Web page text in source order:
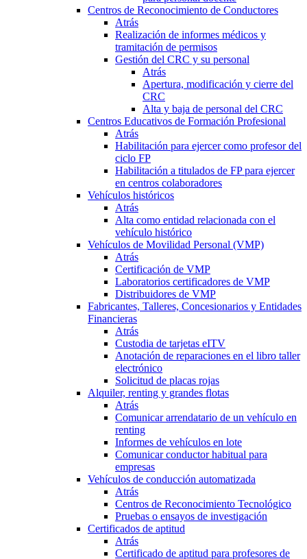
Centros de Reconocimiento de Conductores
Atrás
Realización de informes médicos y
tramitación de permisos
Gestión del CRC y su personal
Atrás
Apertura, modificación y cierre del
CRC
Alta y baja de personal del CRC
Centros Educativos de Formación Profesional
Atrás
Habilitación para ejercer como profesor del
ciclo FP
Habilitación a titulados de FP para ejercer
en centros colaboradores
Vehículos históricos
Atrás
Alta como entidad relacionada con el
vehículo histórico
Vehículos de Movilidad Personal (VMP)
Atrás
Certificación de VMP
Laboratorios certificadores de VMP
Distribuidores de VMP
Fabricantes, Talleres, Concesionarios y Entidades
Financieras
Atrás
Custodia de tarjetas eITV
Anotación de reparaciones en el libro taller
electrónico
Solicitud de placas rojas
Alquiler, renting y grandes flotas
Atrás
Comunicar arrendatario de un vehículo en
renting
Informes de vehículos en lote
Comunicar conductor habitual para
empresas
Vehículos de conducción automatizada
Atrás
Centros de Reconocimiento Tecnológico
Pruebas o ensayos de investigación
Certificados de aptitud
Atrás
Certificado de aptitud para profesores de